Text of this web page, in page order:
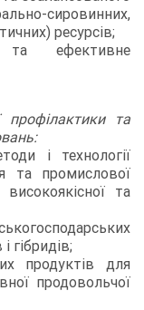
сировинних,
ресурсів;
та ефективне
профілактики та
і технології
та промислової
та
гібридів;
продуктів для
продовольчої